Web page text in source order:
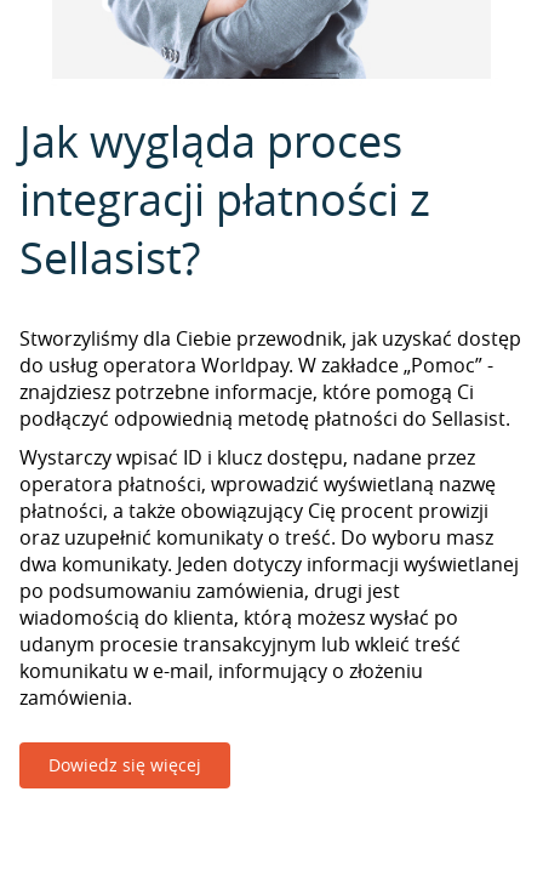
Jak wygląda proces
integracji płatności z
Sellasist?
Stworzyliśmy dla Ciebie przewodnik, jak uzyskać dostęp
do usług operatora Worldpay. W zakładce „Pomoc” -
znajdziesz potrzebne informacje, które pomogą Ci
podłączyć odpowiednią metodę płatności do Sellasist.
Wystarczy wpisać ID i klucz dostępu, nadane przez
operatora płatności, wprowadzić wyświetlaną nazwę
płatności, a także obowiązujący Cię procent prowizji
oraz uzupełnić komunikaty o treść. Do wyboru masz
dwa komunikaty. Jeden dotyczy informacji wyświetlanej
po podsumowaniu zamówienia, drugi jest
wiadomością do klienta, którą możesz wysłać po
udanym procesie transakcyjnym lub wkleić treść
komunikatu w e-mail, informujący o złożeniu
zamówienia.
Dowiedz się więcej